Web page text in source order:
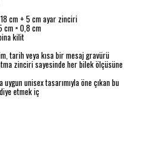
cm + 5 cm ayar zinciri
cm × 0,8 cm
kilit
tarih veya kısa bir mesaj gravürü
zinciri sayesinde her bilek ölçüsüne
uygun unisex tasarımıyla öne çıkan bu
etmek iç